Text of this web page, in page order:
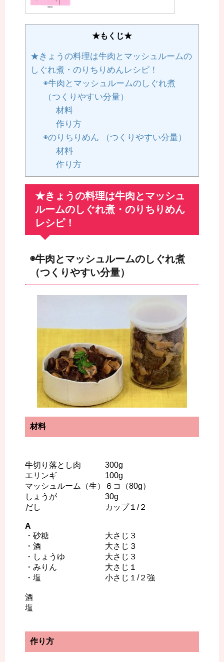
★もくじ★
★きょうの料理は牛肉とマッシュルームの
しぐれ煮・のりちりめんレシピ！
◉牛肉とマッシュルームのしぐれ煮
（つくりやすい分量）
材料
作り方
◉のりちりめん （つくりやすい分量）
材料
作り方
★きょうの料理は牛肉とマッシュ
ルームのしぐれ煮・のりちりめん
レシピ！
◉牛肉とマッシュルームのしぐれ煮
（つくりやすい分量）
材料
牛切り落とし肉 300g
エリンギ 100g
マッシュルーム（生）６コ（80g）
しょうが 30g
だし カップ１/２
A
・砂糖 大さじ３
・酒 大さじ３
・しょうゆ 大さじ３
・みりん 大さじ１
・塩 小さじ１/２強
酒
塩
作り方